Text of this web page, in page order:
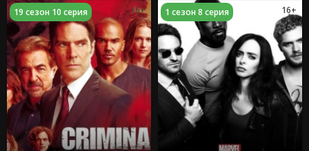
19 сезон 10 серия 16+ 1 сезон 8 серия 16+